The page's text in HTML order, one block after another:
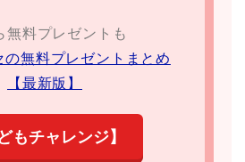
無料プレゼントも
の無料プレゼントまとめ
【最新版】
もチャレンジ】